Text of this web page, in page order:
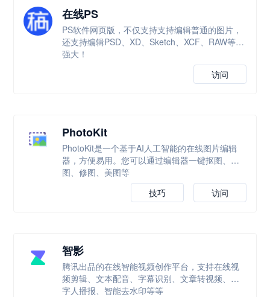
在线PS
PS软件网页版，不仅支持支持编辑普通的图片，
还支持编辑PSD、XD、Sketch、XCF、RAW等，
强大！
访问
PhotoKit
PhotoKit是一个基于AI人工智能的在线图片编辑
器，方便易用。您可以通过编辑器一键抠图、改
图、修图、美图等
访问
技巧
智影
腾讯出品的在线智能视频创作平台，支持在线视
频剪辑、文本配音、字幕识别、文章转视频、数
字人播报、智能去水印等等